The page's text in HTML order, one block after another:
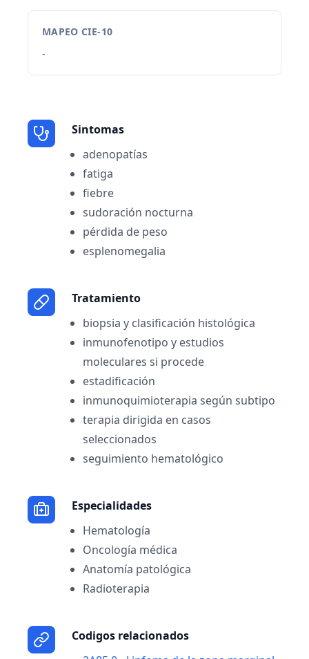
MAPEO CIE-10
-
Sintomas
adenopatías
fatiga
fiebre
sudoración nocturna
pérdida de peso
esplenomegalia
Tratamiento
biopsia y clasificación histológica
inmunofenotipo y estudios
moleculares si procede
estadificación
inmunoquimioterapia según subtipo
terapia dirigida en casos
seleccionados
seguimiento hematológico
Especialidades
Hematología
Oncología médica
Anatomía patológica
Radioterapia
Codigos relacionados